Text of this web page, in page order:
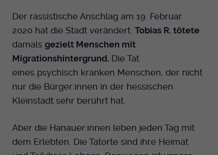
Der rassistische Anschlag am 19. Februar
2020 hat die Stadt verändert. Tobias R. tötete
damals gezielt Menschen mit
Migrationshintergrund. Die Tat
eines psychisch kranken Menschen, der nicht
nur die Bürger:innen in der hessischen
Kleinstadt sehr berührt hat.
Aber die Hanauer:innen leben jeden Tag mit
dem Erlebten. Die Tatorte sind ihre Heimat